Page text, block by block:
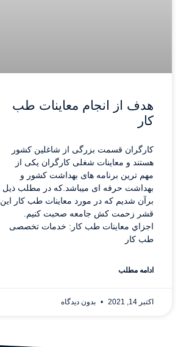
هدف از انجام معاینات طب
کار
کارگران قسمت بزرگی از شاغلين كشور
هستند و معاینات شغلی کارگران یکی از
مهم ترین برنامه های بهداشت کشور و
بهداشت حرفه ای میباشد.که در مطلب ذیل
برآن شدیم که در مورد معاینات طب کار این
قشر زحمت کش جامعه صحبت کنیم.
اجزاي معاینات طب کار: خدمات تخصصی
طب کار
ادامه مطلب
اکتبر 14, 2021 بدون دیدگاه